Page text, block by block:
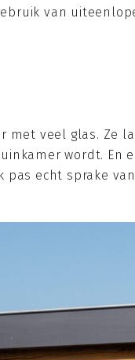
van
met veel glas. Ze
wordt. En
echt sprake